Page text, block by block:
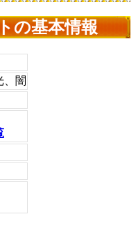
の基本情報
、闇